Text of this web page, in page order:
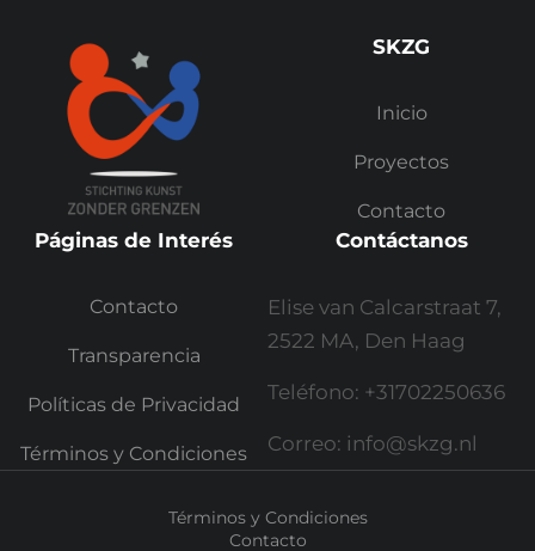
SKZG
Inicio
Proyectos
Contacto
Páginas de Interés
Contacto
Transparencia
Políticas de Privacidad
Términos y Condiciones
Contáctanos
Elise van Calcarstraat 7,
2522 MA, Den Haag
Teléfono: +31702250636
Correo: info@skzg.nl
Términos y Condiciones
Contacto